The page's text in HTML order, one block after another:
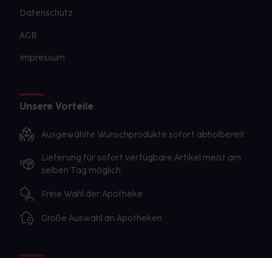
Datenschutz
AGB
Impressum
Unsere Vorteile
Ausgewählte Wunschprodukte sofort abholbereit
Lieferung für sofort verfügbare Artikel meist am
selben Tag möglich
Freie Wahl der Apotheke
Große Auswahl an Apotheken